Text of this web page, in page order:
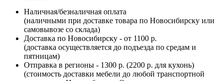
Наличная/безналичная оплата
(наличными при доставке товара по Новосибирску или
самовывозе со склада)
Доставка по Новосибирску - от 1100 р.
(доставка осуществляется до подъезда по средам и
пятницам)
Отправка в регионы - 1300 р. (2200 р. для кухонь)
(стоимость доставки мебели до любой транспортной